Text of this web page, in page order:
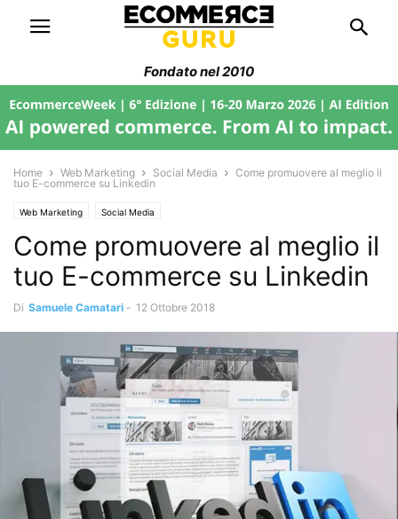
Fondato nel 2010
Home Web Marketing Social Media
Come promuovere al meglio il
tuo E-commerce su Linkedin
Web Marketing Social Media
Come promuovere al meglio il
tuo E-commerce su Linkedin
Di Samuele Camatari - 12 Ottobre 2018